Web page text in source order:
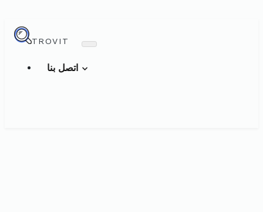
TROVIT